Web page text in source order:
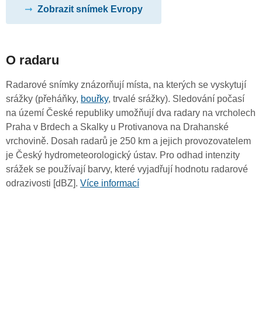
Zobrazit snímek Evropy
O radaru
Radarové snímky znázorňují místa, na kterých se vyskytují
srážky (přeháňky, bouřky, trvalé srážky). Sledování počasí
na území České republiky umožňují dva radary na vrcholech
Praha v Brdech a Skalky u Protivanova na Drahanské
vrchovině. Dosah radarů je 250 km a jejich provozovatelem
je Český hydrometeorologický ústav. Pro odhad intenzity
srážek se používají barvy, které vyjadřují hodnotu radarové
odrazivosti [dBZ]. Více informací